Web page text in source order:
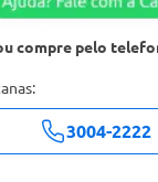
compre pelo
3004-2222